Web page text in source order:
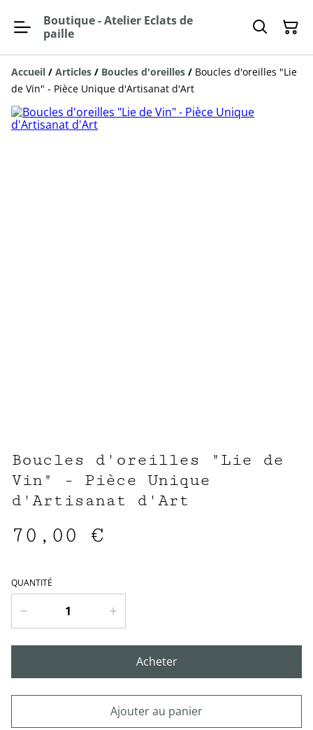
Boutique - Atelier Eclats de
paille
Accueil / Articles / Boucles d'oreilles / Boucles d'oreilles "Lie
de Vin" - Pièce Unique d'Artisanat d'Art
Boucles d'oreilles "Lie de
Vin" - Pièce Unique
d'Artisanat d'Art
70,00 €
QUANTITÉ
Acheter
Ajouter au panier